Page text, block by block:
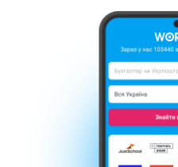
Контакти